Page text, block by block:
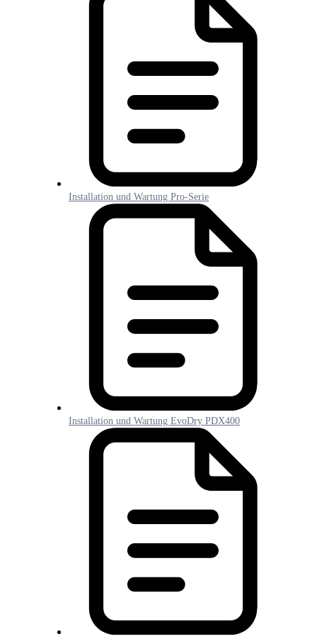
Installation und Wartung Pro-Serie
Installation und Wartung EvoDry PDX400